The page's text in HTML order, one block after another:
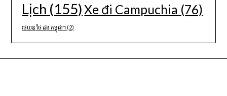
Lịch (155)Xe đi Campuchia (76)
រថយន្ត ថៃ ដួង កម្ពុជា។ (2)